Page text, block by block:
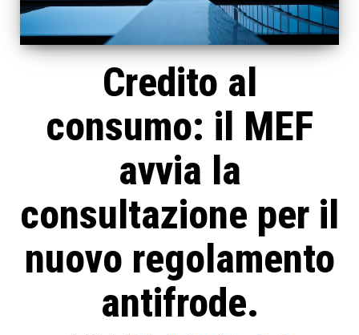
Credito al
consumo: il MEF
avvia la
consultazione per il
nuovo regolamento
antifrode.